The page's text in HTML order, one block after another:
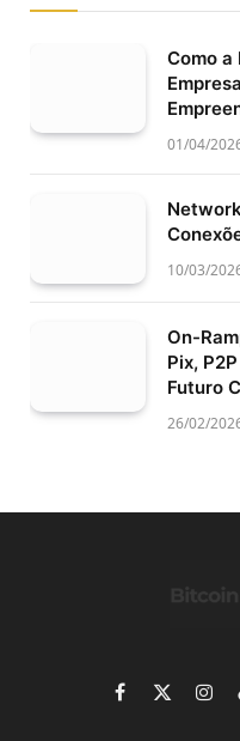
Como
01/04/
10/03/
On-
Pix,
Futuro
26/02/
Facebook
X